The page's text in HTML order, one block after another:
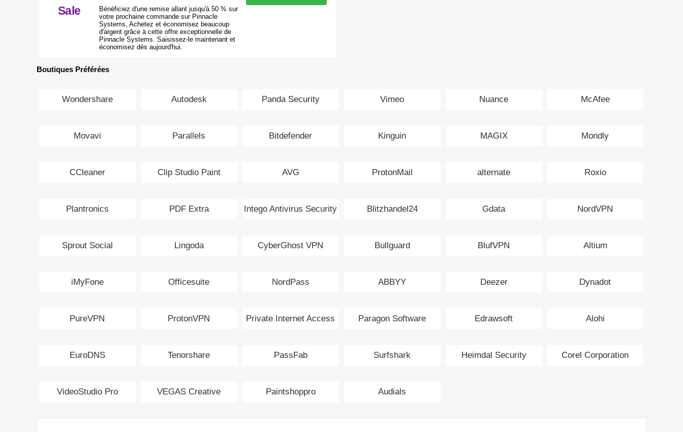
Sale
Bénéficiez d'une remise allant jusqu'à 50 % sur
votre prochaine commande sur Pinnacle
Systems, Achetez et économisez beaucoup
d'argent grâce à cette offre exceptionnelle de
Pinnacle Systems. Saisissez-le maintenant et
économisez dès aujourd'hui.
Boutiques Préférées
Wondershare Autodesk Panda Security Vimeo Nuance McAfee
Movavi Parallels Bitdefender Kinguin MAGIX Mondly
CCleaner Clip Studio Paint AVG ProtonMail alternate Roxio
Plantronics PDF Extra Intego Antivirus Security Blitzhandel24 Gdata NordVPN
Sprout Social Lingoda CyberGhost VPN Bullguard BlufVPN Altium
iMyFone Officesuite NordPass ABBYY Deezer Dynadot
PureVPN ProtonVPN Private Internet Access Paragon Software Edrawsoft Alohi
EuroDNS Tenorshare PassFab Surfshark Heimdal Security Corel Corporation
VideoStudio Pro VEGAS Creative Paintshoppro Audials